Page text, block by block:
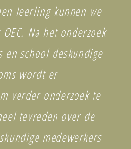
leerling kunnen we
Na het onderzoek
en school deskundige
wordt er
verder onderzoek te
tevreden over de
medewerkers